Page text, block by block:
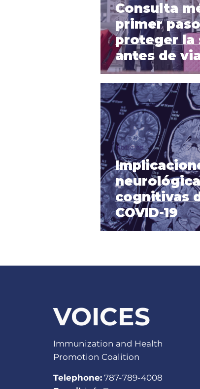
Consulta
primer
proteger la
antes de
cognitivas
COVID-19
Noticias
VOICES
Immunization and Health
Promotion Coalition
Telephone: 787-789-4008